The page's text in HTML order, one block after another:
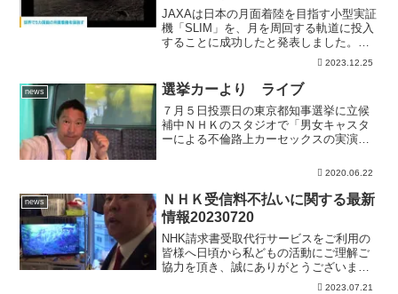
JAXAは日本の月面着陸を目指す小型実証
機「SLIM」を、月を周回する軌道に投入
することに成功したと発表しました。
JAXA（宇宙航空研究開発機構）によりま
51分にエンジン噴射によって進路を修正
しま...
2023.12.25
news 選挙カーより ライブ
７月５日投票日の東京都知事選挙に立候
補中ＮＨＫのスタジオで「男女キャスタ
ーによる不倫路上カーセックスの実演を
日２２時４２分から４９分です。ＮＨＫ
党 代表元国会議員ユーチ...
2020.06.22
news
ＮＨＫ受信料不払いに関する最新
情報20230720
NHK請求書受取代行サービスをご利用の
皆様へ日頃から私どもの活動にご理解ご
協力を頂き、誠にありがとうございま
す。さて、掲題の受取代行サービスは、
2023.07.21